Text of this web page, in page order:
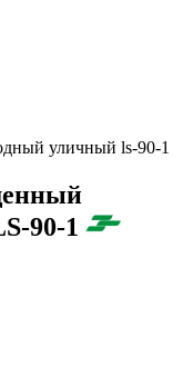
уличный ls-90-1
90-1